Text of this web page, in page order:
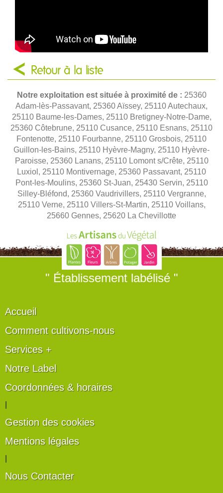
Retour à la liste
Notre exploitation est située à proximité de : 25360
Adam-lès-Passavant, 25360 Aïssey, 25110 Autechaux,
25110 Baume-les-Dames, 25110 Bretigney-Notre-Dame,
25360 Côtebrune, 25110 Cusance, 25110 Esnans, 25110
Fontenotte, 25110 Fourbanne, 25110 Grosbois, 25110
Guillon-les-Bains, 25110 Hyèvre-Magny, 25110 Hyèvre-
Paroisse, 25360 Lanans, 25110 Lomont s/Crête, 25110
Luxiol, 25110 Montivernage, 25360 Passavant, 25110
Pont-les-Moulins, 25360 St-Juan, 25430 Servin, 25110
Silley-Bléfond, 25360 Vaudrivillers, 25110 Vergranne,
25110 Verne, 25110 Villers-St-Martin, 25110 Voillans,
25660 Gennes, 25620 La Chevillotte
" Établissement labélisé "
Accueil
Comment cultivons-nous
Services +
Notre Label
Coordonnées & horaires
Gestion des cookies
Mentions légales
Nous Contacter